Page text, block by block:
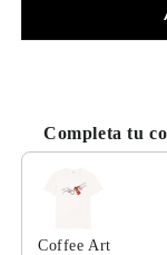
Completa tu
Use the Previous
Coffee Art